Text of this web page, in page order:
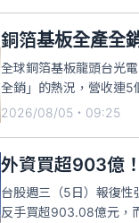
銅箔基板全產全
全球銅箔基板龍頭台光
全銷」的熱況，營收連5
129.40%，累積今年前7
2026/08/05・09:25
外資買超903億
台股週三（5日）報復
反手買超903.08億元，